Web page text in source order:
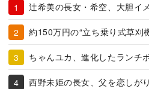
辻希美の長女・希空、大胆イ
約150万円の“立ち乗り式草刈
ちゃんユカ、進化したランチ
西野未姫の長女、父を恋しが